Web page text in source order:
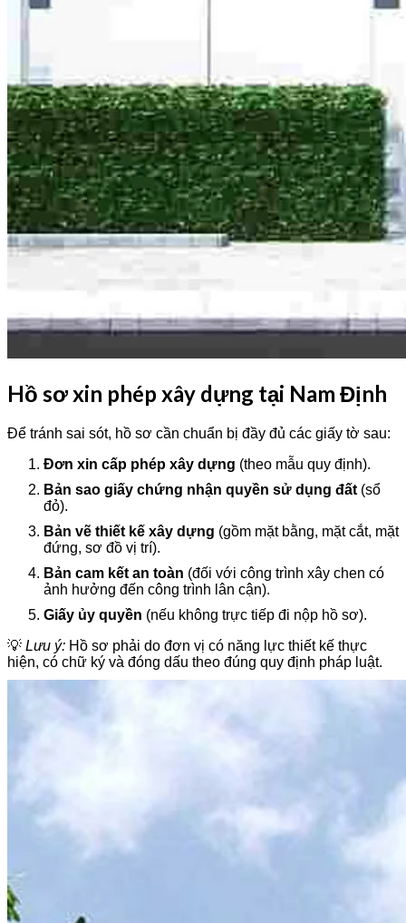
Hồ sơ xin phép xây dựng tại Nam Định
Để tránh sai sót, hồ sơ cần chuẩn bị đầy đủ các giấy tờ sau:
Đơn xin cấp phép xây dựng (theo mẫu quy định).
Bản sao giấy chứng nhận quyền sử dụng đất (sổ
đỏ).
Bản vẽ thiết kế xây dựng (gồm mặt bằng, mặt cắt, mặt
đứng, sơ đồ vị trí).
Bản cam kết an toàn (đối với công trình xây chen có
ảnh hưởng đến công trình lân cận).
Giấy ủy quyền (nếu không trực tiếp đi nộp hồ sơ).
💡 Lưu ý: Hồ sơ phải do đơn vị có năng lực thiết kế thực
hiện, có chữ ký và đóng dấu theo đúng quy định pháp luật.